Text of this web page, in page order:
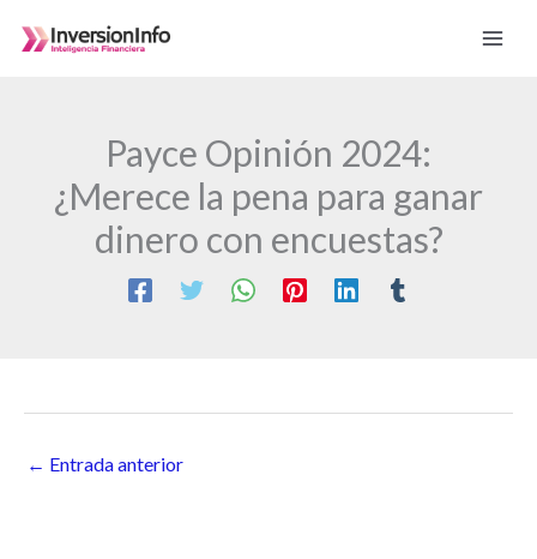
Payce Opinión 2024:
¿Merece la pena para ganar
dinero con encuestas?
← Entrada anterior